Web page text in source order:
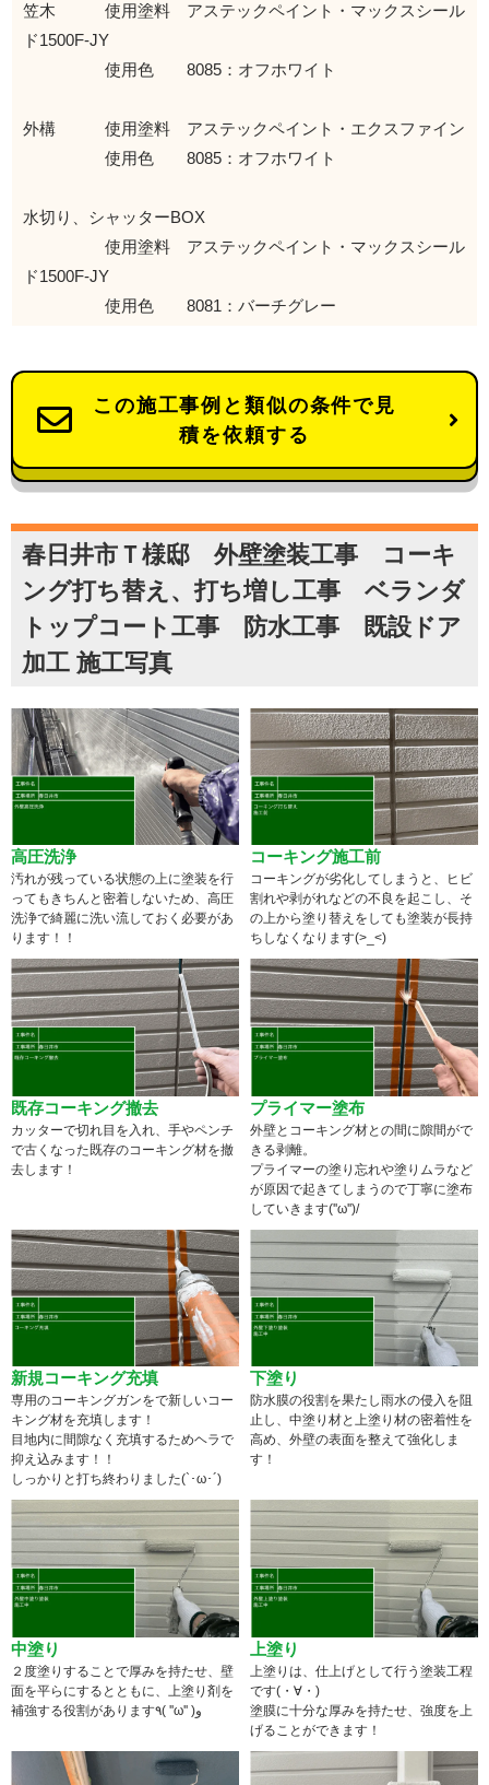
笠木 使用塗料 アステックペイント・マックスシール
ド1500F-JY
使用色 8085：オフホワイト
外構 使用塗料 アステックペイント・エクスファイン
使用色 8085：オフホワイト
水切り、シャッターBOX
使用塗料 アステックペイント・マックスシール
ド1500F-JY
使用色 8081：バーチグレー
この施工事例と類似の条件で見
積を依頼する
春日井市Ｔ様邸 外壁塗装工事 コーキ
ング打ち替え、打ち増し工事 ベランダ
トップコート工事 防水工事 既設ドア
加工 施工写真
高圧洗浄
汚れが残っている状態の上に塗装を行
ってもきちんと密着しないため、高圧
洗浄で綺麗に洗い流しておく必要があ
ります！！
コーキング施工前
コーキングが劣化してしまうと、ヒビ
割れや剥がれなどの不良を起こし、そ
の上から塗り替えをしても塗装が長持
ちしなくなります(>_<)
既存コーキング撤去
カッターで切れ目を入れ、手やペンチ
で古くなった既存のコーキング材を撤
去します！
プライマー塗布
外壁とコーキング材との間に隙間がで
きる剥離。
プライマーの塗り忘れや塗りムラなど
が原因で起きてしまうので丁寧に塗布
していきます(''ω'')/
新規コーキング充填
専用のコーキングガンをで新しいコー
キング材を充填します！
目地内に間隙なく充填するためヘラで
抑え込みます！！
しっかりと打ち終わりました(`･ω･´)
下塗り
防水膜の役割を果たし雨水の侵入を阻
止し、中塗り材と上塗り材の密着性を
高め、外壁の表面を整えて強化しま
す！
中塗り
２度塗りすることで厚みを持たせ、壁
面を平らにするとともに、上塗り剤を
補強する役割があります٩( ''ω'' )و
上塗り
上塗りは、仕上げとして行う塗装工程
です(・∀・)
塗膜に十分な厚みを持たせ、強度を上
げることができます！